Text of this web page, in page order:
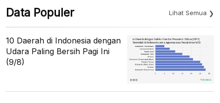
Data Populer Lihat Semua
10 Daerah di Indonesia dengan
Udara Paling Bersih Pagi Ini
(9/8)